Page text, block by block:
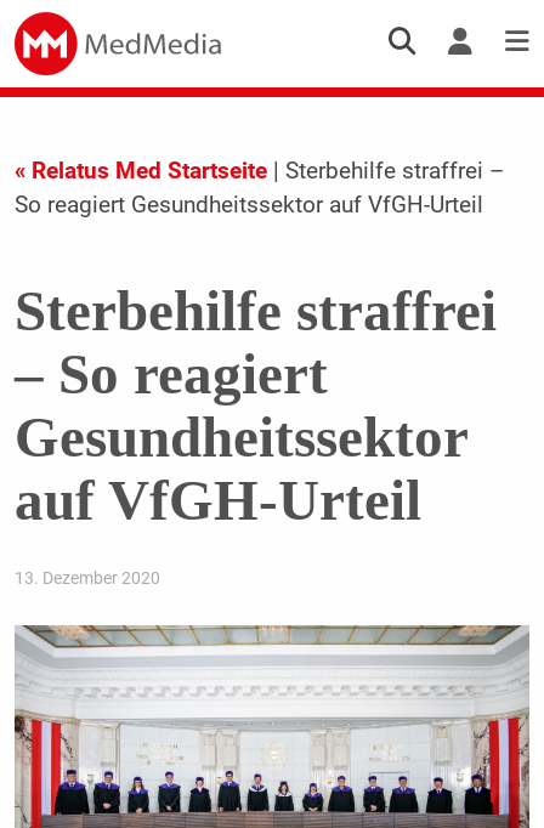
« Relatus Med Startseite| Sterbehilfe straffrei –
So reagiert Gesundheitssektor auf VfGH-Urteil
Sterbehilfe straffrei
– So reagiert
Gesundheitssektor
auf VfGH-Urteil
13. Dezember 2020